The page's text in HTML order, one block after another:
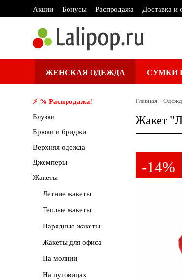
Акции Бонусы Распродажа Доставка и
ЖЕНСКАЯ ОДЕЖДА СУМКИ
⚡️ % Распродажа!
Блузки
Брюки и бриджи
Верхняя одежда
Джемперы
Жакеты
Летние жакеты
Теплые жакеты
Нарядные жакеты
Жакеты для офиса
На молнии
На пуговицах
Главная
Жакет
-14%